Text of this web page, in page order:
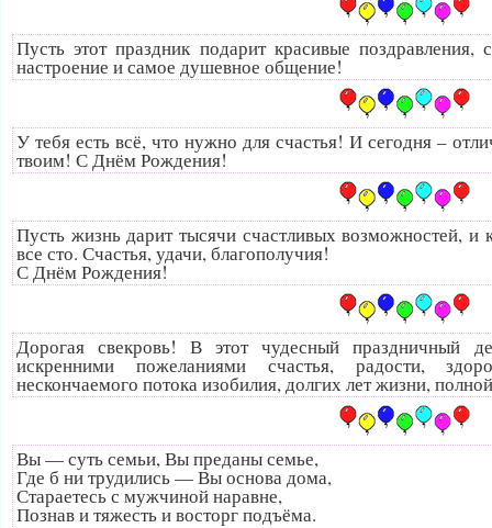
Пусть этот праздник подарит красивые
настроение и самое душевное общение!
У тебя есть всё, что нужно для счастья! И сегодня –
твоим! С Днём Рождения!
Пусть жизнь дарит тысячи счастливых возможностей, и
все сто. Счастья, удачи, благополучия!
С Днём Рождения!
Дорогая свекровь! В этот чудесный праздничный
искренними пожеланиями счастья, радости,
нескончаемого потока изобилия, долгих лет жизни,
Вы — суть семьи, Вы преданы семье,
Где б ни трудились — Вы основа дома,
Стараетесь с мужчиной наравне,
Познав и тяжесть и восторг подъёма.